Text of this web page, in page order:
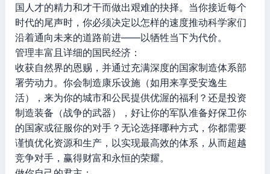
国人才的精力和才干而做出艰难的抉择。当你接近每个
时代的尾声时，你必须决定以怎样的速度推动科学家们
沿着通向未来的道路前进——以牺牲当下为代价。
管理丰富且详细的国民经济：
收获自然界的恩赐，并通过充满深度的国家制造体系部
署劳动力。你会制造康乐设施（如用来享受安逸生
活），来为你的城市和公民提供优渥的福利？还是投资
制造装备（战争的武器），好让你的军队准备好保卫你
的国家或征服你的对手？无论选择哪种方式，你都需要
谨慎优化资源和生产，以实现最高效的体系，从而超越
竞争对手，赢得财富和永恒的荣耀。